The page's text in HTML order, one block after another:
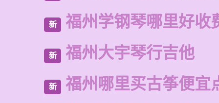
新 福州学钢琴哪里好收
新 福州大宇琴行吉他
新 福州哪里买古筝便宜